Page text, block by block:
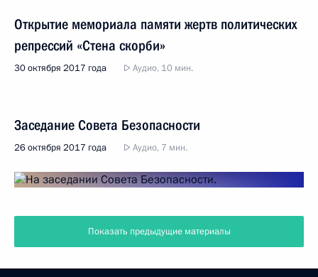
Открытие мемориала памяти жертв политических
репрессий «Стена скорби»
30 октября 2017 года Аудио, 10 мин.
Заседание Совета Безопасности
26 октября 2017 года Аудио, 7 мин.
Показать предыдущие материалы